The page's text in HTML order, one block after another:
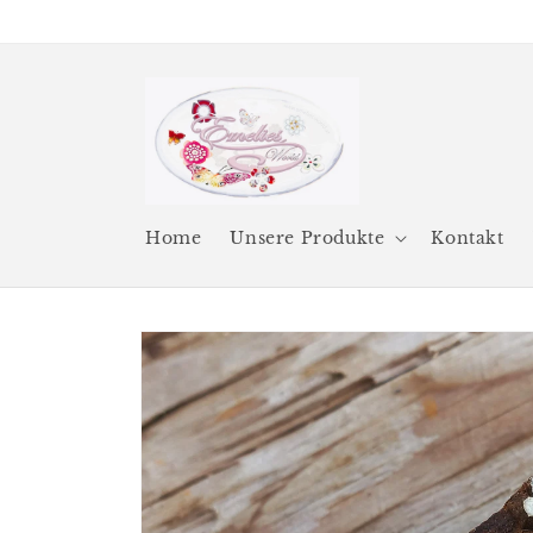
Home Unsere Produkte Kontakt
Produktinformationen